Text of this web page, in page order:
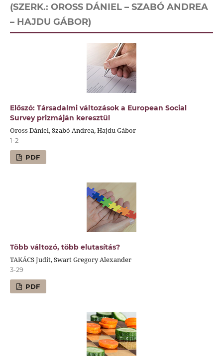
(SZERK.: OROSS DÁNIEL – SZABÓ ANDREA
– HAJDU GÁBOR)
Előszó: Társadalmi változások a European Social
Survey prizmáján keresztül
Oross Dániel, Szabó Andrea, Hajdu Gábor
1-2
PDF
Több változó, több elutasítás?
TAKÁCS Judit, Swart Gregory Alexander
3-29
PDF